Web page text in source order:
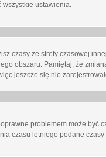
wszystkie ustawienia.
czasy ze strefy czasowej
obszaru. Pamiętaj, że
jeszcze się nie
problemem może być
czasu letniego podane